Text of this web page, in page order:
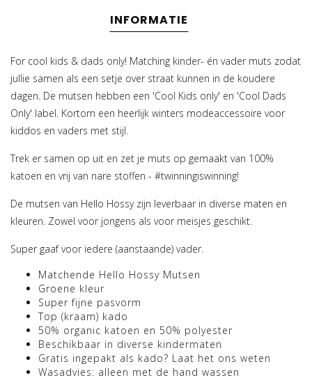
INFORMATIE
For cool kids & dads only! Matching kinder- én vader muts zodat
jullie samen als een setje over straat kunnen in de koudere
dagen. De mutsen hebben een 'Cool Kids only' en 'Cool Dads
Only' label. Kortom een heerlijk winters modeaccessoire voor
kiddos en vaders met stijl.
Trek er samen op uit en zet je muts op gemaakt van 100%
katoen en vrij van nare stoffen - #twinningiswinning!
De mutsen van Hello Hossy zijn leverbaar in diverse maten en
kleuren. Zowel voor jongens als voor meisjes geschikt.
Super gaaf voor iedere (aanstaande) vader.
Matchende Hello Hossy Mutsen
Groene kleur
Super fijne pasvorm
Top (kraam) kado
50% organic katoen en 50% polyester
Beschikbaar in diverse kindermaten
Gratis ingepakt als kado? Laat het ons weten
Wasadvies: alleen met de hand wassen